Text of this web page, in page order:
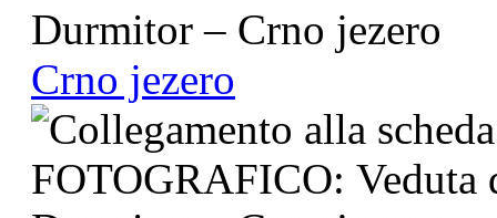
Crno jezero